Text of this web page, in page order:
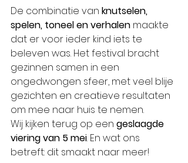
De combinatie van knutselen,
spelen, toneel en verhalen maakte
dat er voor ieder kind iets te
beleven was. Het festival bracht
gezinnen samen in een
ongedwongen sfeer, met veel blije
gezichten en creatieve resultaten
om mee naar huis te nemen.
Wij kijken terug op een geslaagde
viering van 5 mei. En wat ons
betreft: dit smaakt naar meer!